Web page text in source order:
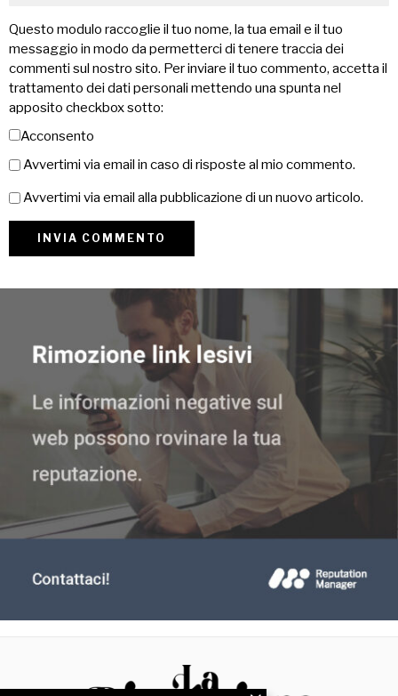
Questo modulo raccoglie il tuo nome, la tua email e il tuo
messaggio in modo da permetterci di tenere traccia dei
commenti sul nostro sito. Per inviare il tuo commento, accetta il
trattamento dei dati personali mettendo una spunta nel
apposito checkbox sotto:
Acconsento
Avvertimi via email in caso di risposte al mio commento.
Avvertimi via email alla pubblicazione di un nuovo articolo.